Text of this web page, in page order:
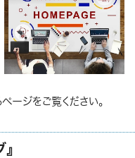
ージをご覧ください。